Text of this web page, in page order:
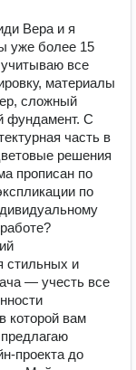
Вера и я
уже более 15
все
материалы
сложный
фундамент. С
часть в
решения
прописан по
по
стильных и
— учесть все
которой вам
проекта до